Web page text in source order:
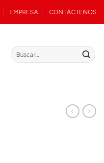
EMPRESA CONTÁCTENOS
Buscar
por: